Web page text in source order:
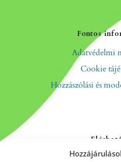
Fontos
Adatvédelmi
Cookie
Hozzászólási és